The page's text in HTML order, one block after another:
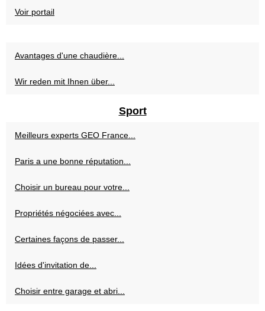
Voir portail
Avantages d'une chaudière...
Wir reden mit Ihnen über...
Sport
Meilleurs experts GEO France...
Paris a une bonne réputation...
Choisir un bureau pour votre...
Propriétés négociées avec...
Certaines façons de passer...
Idées d'invitation de...
Choisir entre garage et abri...